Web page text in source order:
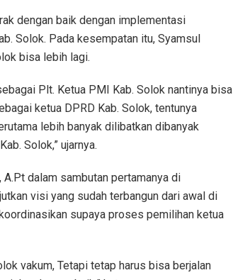
dengan baik dengan implementasi
Solok. Pada kesempatan itu, Syamsul
bisa lebih lagi.
Plt. Ketua PMI Kab. Solok nantinya bisa
ketua DPRD Kab. Solok, tentunya
lebih banyak dilibatkan dibanyak
Solok,” ujarnya.
dalam sambutan pertamanya di
visi yang sudah terbangun dari awal di
supaya proses pemilihan ketua
vakum, Tetapi tetap harus bisa berjalan